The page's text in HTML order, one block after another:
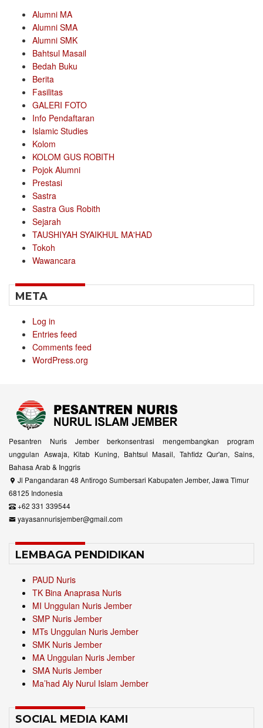
Alumni MA
Alumni SMA
Alumni SMK
Bahtsul Masail
Bedah Buku
Berita
Fasilitas
GALERI FOTO
Info Pendaftaran
Islamic Studies
Kolom
KOLOM GUS ROBITH
Pojok Alumni
Prestasi
Sastra
Sastra Gus Robith
Sejarah
TAUSHIYAH SYAIKHUL MA'HAD
Tokoh
Wawancara
META
Log in
Entries feed
Comments feed
WordPress.org
Pesantren Nuris Jember berkonsentrasi mengembangkan program
unggulan Aswaja, Kitab Kuning, Bahtsul Masail, Tahfidz Qur'an, Sains,
Bahasa Arab & Inggris
Jl Pangandaran 48 Antirogo Sumbersari Kabupaten Jember, Jawa Timur
68125 Indonesia
+62 331 339544
yayasannurisjember@gmail.com
LEMBAGA PENDIDIKAN
PAUD Nuris
TK Bina Anaprasa Nuris
MI Unggulan Nuris Jember
SMP Nuris Jember
MTs Unggulan Nuris Jember
SMK Nuris Jember
MA Unggulan Nuris Jember
SMA Nuris Jember
Ma’had Aly Nurul Islam Jember
SOCIAL MEDIA KAMI